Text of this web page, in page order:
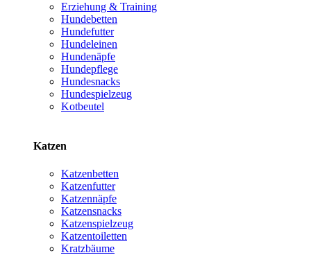
Erziehung & Training
Hundebetten
Hundefutter
Hundeleinen
Hundenäpfe
Hundepflege
Hundesnacks
Hundespielzeug
Kotbeutel
Katzen
Katzenbetten
Katzenfutter
Katzennäpfe
Katzensnacks
Katzenspielzeug
Katzentoiletten
Kratzbäume